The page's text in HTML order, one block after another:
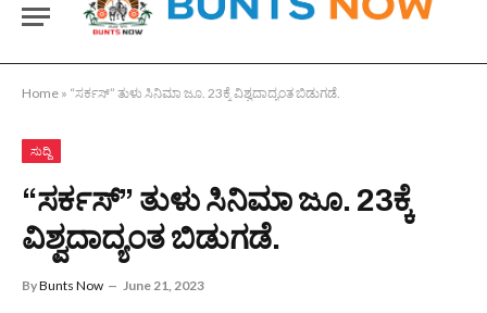
Home » “ಸರ್ಕಸ್” ತುಳು ಸಿನಿಮಾ ಜೂ. 23ಕ್ಕೆ ವಿಶ್ವದಾದ್ಯಂತ ಬಿಡುಗಡೆ.
ಸುದ್ದಿ
“ಸರ್ಕಸ್” ತುಳು ಸಿನಿಮಾ ಜೂ. 23ಕ್ಕೆ
ವಿಶ್ವದಾದ್ಯಂತ ಬಿಡುಗಡೆ.
ByBunts Now June 21, 2023